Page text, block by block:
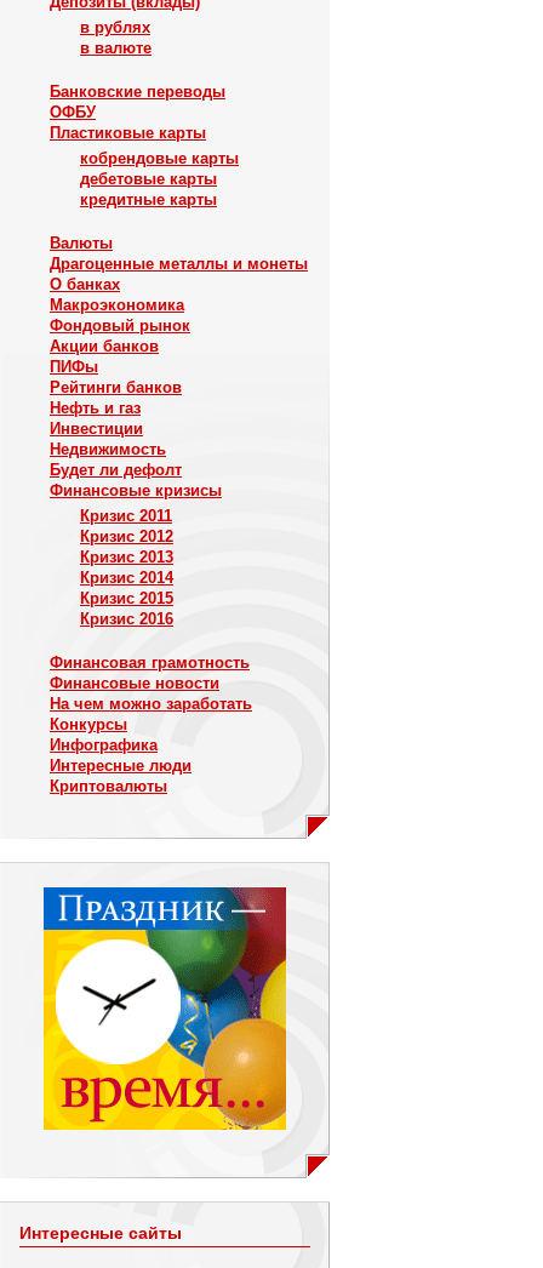
в рублях
в валюте
Банковские переводы
ОФБУ
Пластиковые карты
кобрендовые карты
дебетовые карты
кредитные карты
Валюты
Драгоценные металлы и монеты
О банках
Макроэкономика
Фондовый рынок
Акции банков
ПИФы
Рейтинги банков
Нефть и газ
Инвестиции
Недвижимость
Будет ли дефолт
Финансовые кризисы
Кризис 2011
Кризис 2012
Кризис 2013
Кризис 2014
Кризис 2015
Кризис 2016
Финансовая грамотность
Финансовые новости
На чем можно заработать
Конкурсы
Инфографика
Интересные люди
Криптовалюты
Интересные сайты